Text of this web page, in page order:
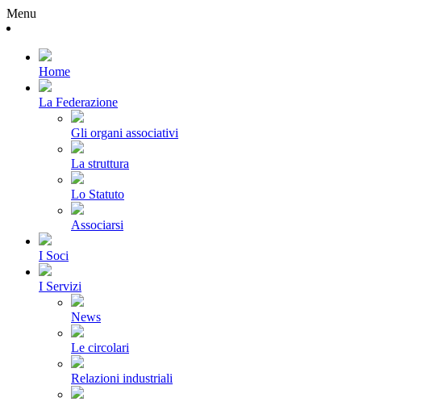
Menu
Home
La Federazione
Gli organi associativi
La struttura
Lo Statuto
Associarsi
I Soci
I Servizi
News
Le circolari
Relazioni industriali